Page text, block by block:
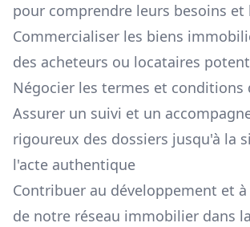
pour comprendre leurs besoins
Commercialiser les biens
des acheteurs ou locataires
Négocier les termes et conditions
Assurer un suivi et un
rigoureux des dossiers jusqu'à la
l'acte authentique
Contribuer au développement et
de notre réseau immobilier dans